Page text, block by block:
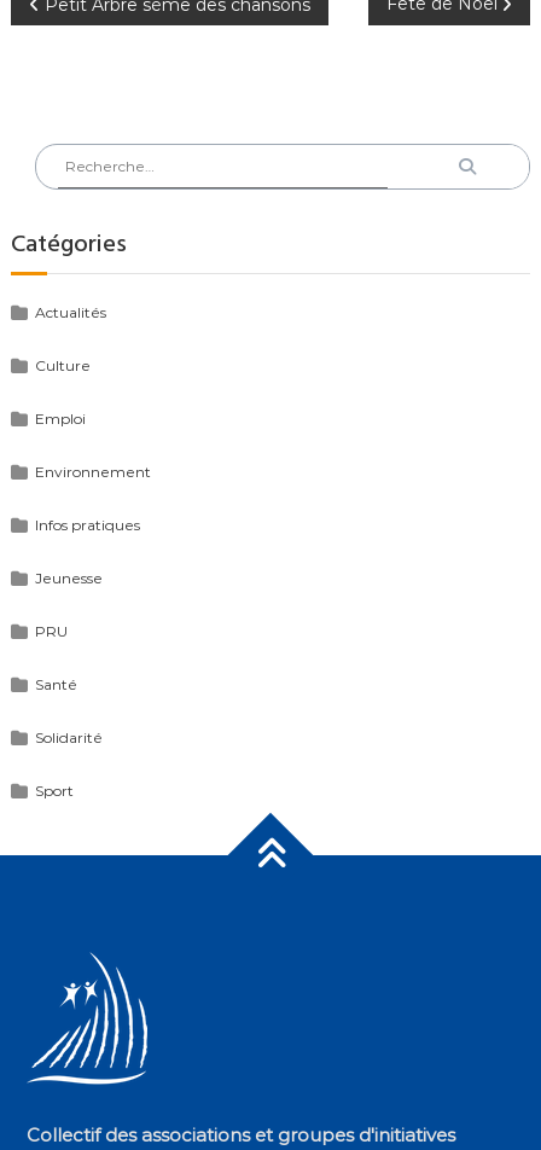
Petit Arbre sème des chansons
Rechercher
:
Catégories
Actualités
Culture
Emploi
Environnement
Infos pratiques
Jeunesse
PRU
Santé
Solidarité
Sport
Collectif des associations et groupes d'initiatives